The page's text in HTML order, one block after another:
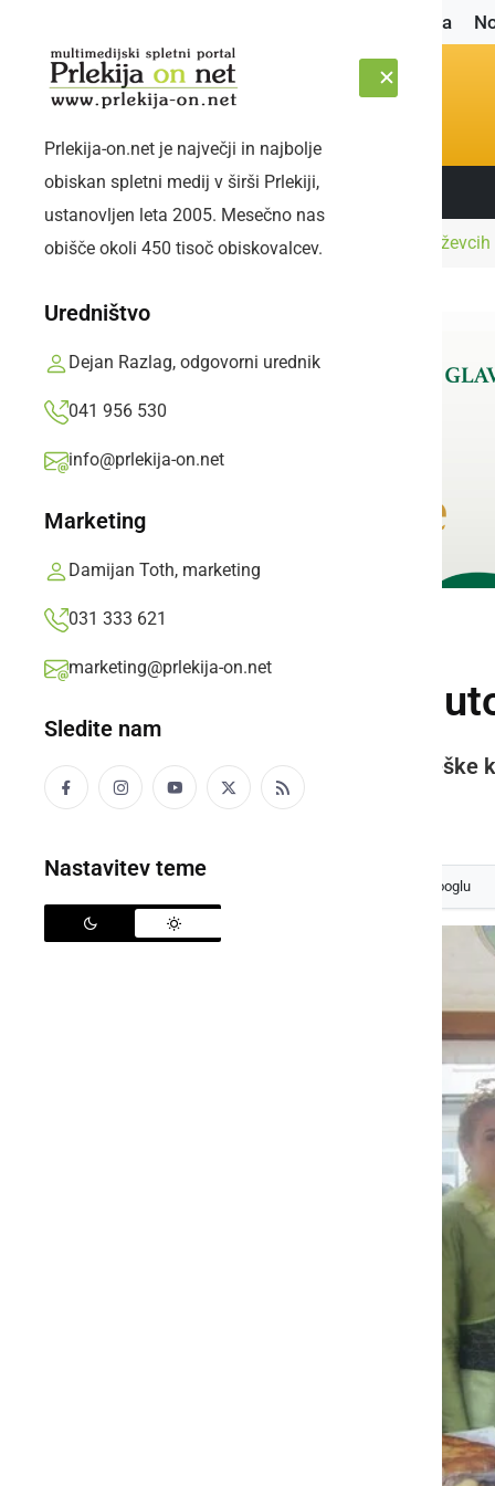
Naslovnica
NEDELJA, 9. AVGUST 2026 Sledite nam:
Prlekija-on.net je največji in najbolje
obiskan spletni medij v širši Prlekiji,
ustanovljen leta 2005. Mesečno nas
obišče okoli 450 tisoč obiskovalcev.
Uredništvo
Dejan Razlag, odgovorni urednik
041 956 530
info@prlekija-on.net
Marketing
Damijan Toth, marketing
031 333 621
marketing@prlekija-on.net
Sledite nam
Nastavitev teme
Naslovnica Kultura in izobraževanje V
V Križevcih pri
Njihovo vodilo je ohranjanje prleške
Jože Žerdin, sobota, 11. oktober 2014 ob 08:53
kot svoj prednostni vir na Googlu